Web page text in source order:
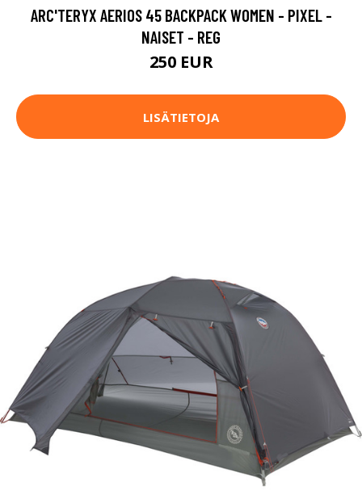
ARC'TERYX AERIOS 45 BACKPACK WOMEN - PIXEL -
NAISET - REG
250 EUR
LISÄTIETOJA